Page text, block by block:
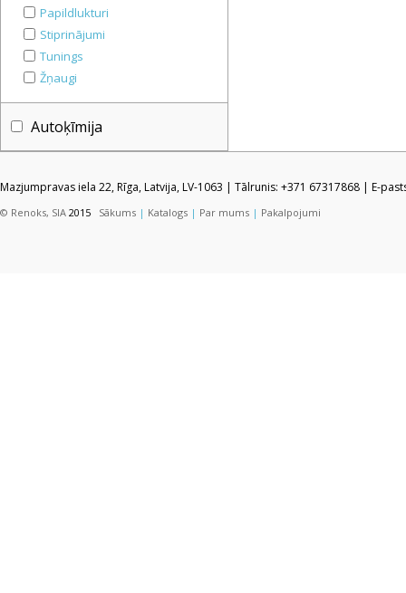
Papildlukturi
Stiprinājumi
Tunings
Žņaugi
Autoķīmija
Mazjumpravas iela 22, Rīga, Latvija, LV-1063 | Tālrunis: +371 67317868 | E-
© Renoks, SIA 2015 Sākums | Katalogs | Par mums | Pakalpojumi